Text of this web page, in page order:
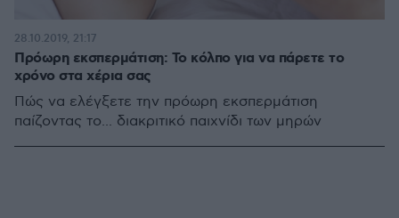
Πρόωρη εκσπερμάτιση: Το κόλπο για να πάρετε το
χρόνο στα χέρια σας
Πώς να ελέγξετε την πρόωρη εκσπερμάτιση
παίζοντας το... διακριτικό παιχνίδι των μηρών
28.10.2019, 21:17